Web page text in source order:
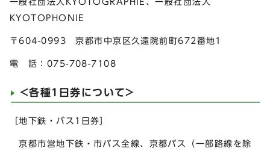
KYOTOPHONIE
〒604-0993 京都市中京区久遠院前町672番地1
電 話：075-708-7108
<各種1日券について>
［地下鉄・バス1日券］
京都市営地下鉄・市バス全線、京都バス（一部路線を除